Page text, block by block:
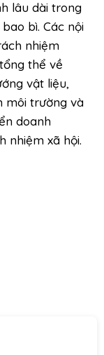
lâu dài trong
bì. Các nội
nhiệm
thể về
vật liệu,
môi trường và
doanh
nhiệm xã hội.